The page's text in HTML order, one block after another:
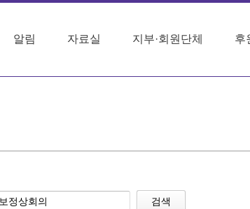
알림 자료실 지부·회원단체 후
검색